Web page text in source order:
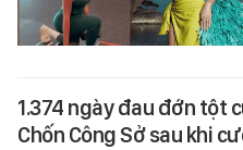
1.374 ngày đau đớn tột
Chốn Công Sở sau khi